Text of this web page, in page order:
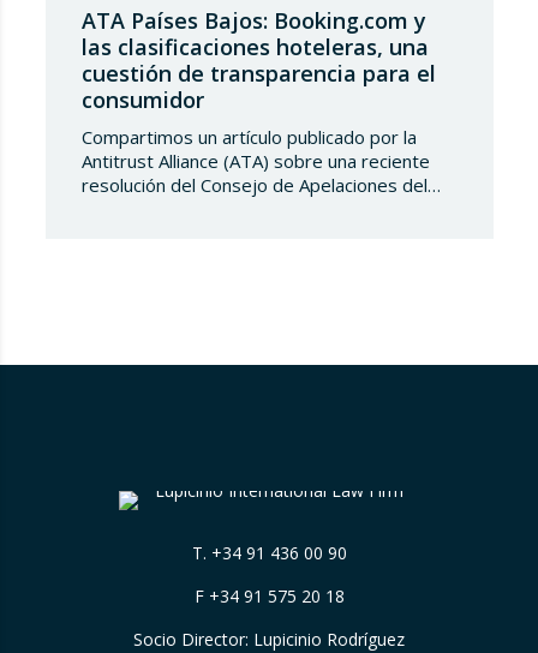
ATA Países Bajos: Booking.com y
las clasificaciones hoteleras, una
cuestión de transparencia para el
consumidor
Compartimos un artículo publicado por la
Antitrust Alliance (ATA) sobre una reciente
resolución del Consejo de Apelaciones del
T. +34 91 436 00 90
F +34 91 575 20 18
Socio Director: Lupicinio Rodríguez